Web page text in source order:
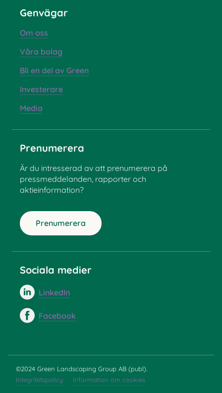
Genvägar
Om oss
Våra bolag
Bli en del av Green
Investerare
Media
Prenumerera
Är du intresserad av att prenumerera på
pressmeddelanden, rapporter och
aktieinformation?
Prenumerera
Sociala medier
LinkedIn
Facebook
©2024 Green Landscaping Group AB (publ).
Integritetspolicy
Information om cookies